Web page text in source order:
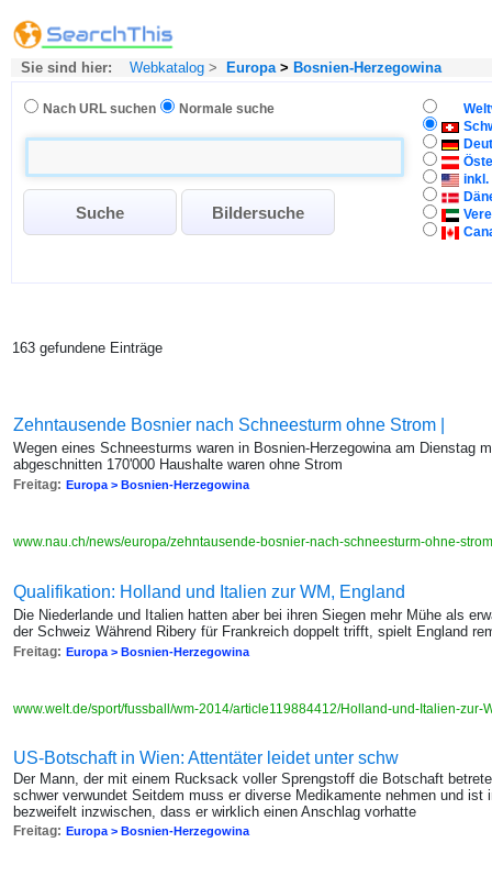
Sie sind hier: Webkatalog > Europa> Bosnien-Herzegowina
Nach URL suchen Normale suche
inkl.
163 gefundene Einträge
Zehntausende Bosnier nach Schneesturm ohne Strom |
Wegen eines Schneesturms waren in Bosnien-Herzegowina am Dienstag
abgeschnitten 170'000 Haushalte waren ohne Strom
Freitag: Europa > Bosnien-Herzegowina
www.nau.ch/news/europa/zehntausende-bosnier-nach-schneesturm-ohne-
Qualifikation: Holland und Italien zur WM, England
Die Niederlande und Italien hatten aber bei ihren Siegen mehr Mühe als
der Schweiz Während Ribery für Frankreich doppelt trifft, spielt England
Freitag: Europa > Bosnien-Herzegowina
www.welt.de/sport/fussball/wm-2014/article119884412/Holland-und-Italien-zur-
US-Botschaft in Wien: Attentäter leidet unter schw
Der Mann, der mit einem Rucksack voller Sprengstoff die Botschaft
schwer verwundet Seitdem muss er diverse Medikamente nehmen und
bezweifelt inzwischen, dass er wirklich einen Anschlag vorhatte
Freitag: Europa > Bosnien-Herzegowina